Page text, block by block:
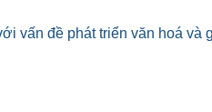
vấn đề phát triển văn hoá và